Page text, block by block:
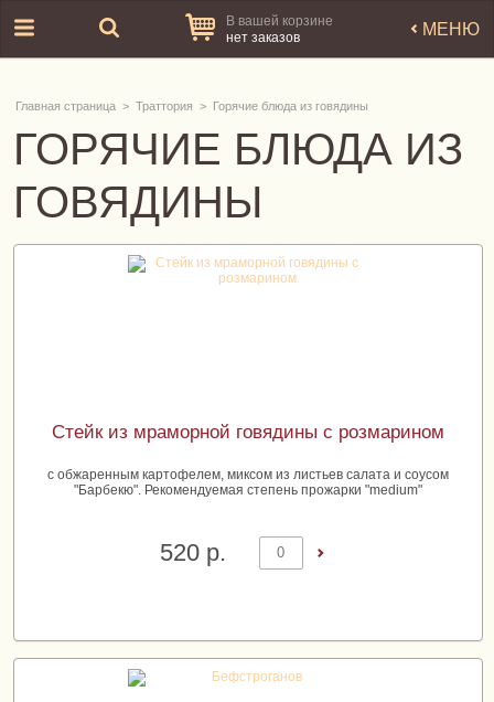
В вашей корзине
нет заказов
МЕНЮ
Главная страница > Траттория > Горячие блюда из говядины
ГОРЯЧИЕ БЛЮДА ИЗ
ГОВЯДИНЫ
Стейк из мраморной говядины с розмарином
с обжаренным картофелем, миксом из листьев салата и соусом
"Барбекю". Рекомендуемая степень прожарки "medium"
520 р.